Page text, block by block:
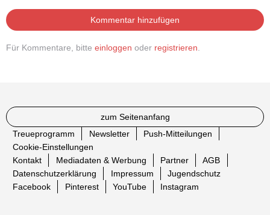
Kommentar hinzufügen
Für Kommentare, bitte einloggen oder registrieren
zum Seitenanfang
Treueprogramm
Newsletter
Push-Mitteilungen
Cookie-Einstellungen
Kontakt
Mediadaten & Werbung Partner
AGB
Datenschutzerklärung
Impressum
Jugendschutz
Facebook
Pinterest YouTube Instagram